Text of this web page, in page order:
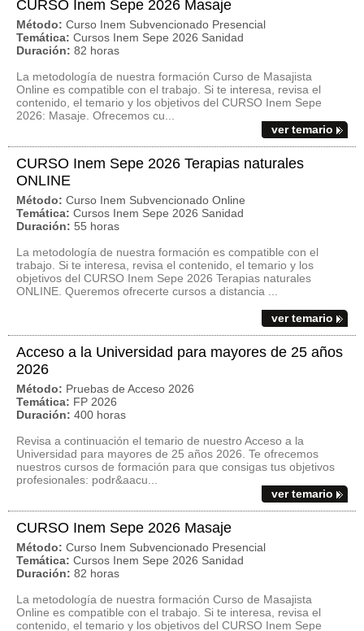
CURSO Inem Sepe 2026 Masaje
Método: Curso Inem Subvencionado Presencial
Temática: Cursos Inem Sepe 2026 Sanidad
Duración: 82 horas
La metodología de nuestra formación Curso de Masajista
Online es compatible con el trabajo. Si te interesa, revisa el
contenido, el temario y los objetivos del CURSO Inem Sepe
2026: Masaje. Ofrecemos cu...
ver temario
CURSO Inem Sepe 2026 Terapias naturales
ONLINE
Método: Curso Inem Subvencionado Online
Temática: Cursos Inem Sepe 2026 Sanidad
Duración: 55 horas
La metodología de nuestra formación es compatible con el
trabajo. Si te interesa, revisa el contenido, el temario y los
objetivos del CURSO Inem Sepe 2026 Terapias naturales
ONLINE. Queremos ofrecerte cursos a distancia ...
ver temario
Acceso a la Universidad para mayores de 25 años
2026
Método: Pruebas de Acceso 2026
Temática: FP 2026
Duración: 400 horas
Revisa a continuación el temario de nuestro Acceso a la
Universidad para mayores de 25 años 2026. Te ofrecemos
nuestros cursos de formación para que consigas tus objetivos
profesionales: podr&aacu...
ver temario
CURSO Inem Sepe 2026 Masaje
Método: Curso Inem Subvencionado Presencial
Temática: Cursos Inem Sepe 2026 Sanidad
Duración: 82 horas
La metodología de nuestra formación Curso de Masajista
Online es compatible con el trabajo. Si te interesa, revisa el
contenido, el temario y los objetivos del CURSO Inem Sepe